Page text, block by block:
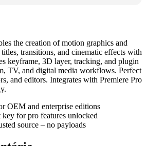
the creation of motion graphics and
transitions, and cinematic effects with
keyframe, 3D layer, tracking, and plugin
TV, and digital media workflows. Perfect
and editors. Integrates with Premiere Pro
OEM and enterprise editions
for pro features unlocked
source – no payloads